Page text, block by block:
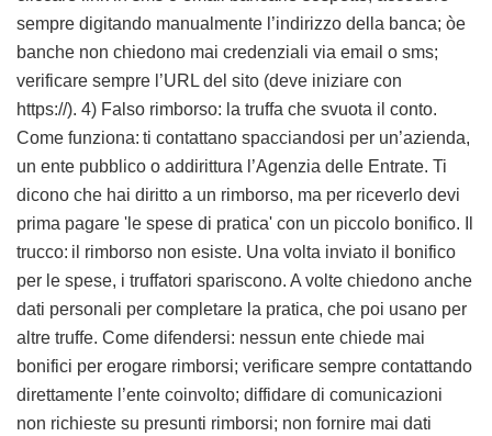
sempre digitando manualmente l’indirizzo della banca; òe
banche non chiedono mai credenziali via email o sms;
verificare sempre l’URL del sito (deve iniziare con
https://). 4) Falso rimborso: la truffa che svuota il conto.
Come funziona: ti contattano spacciandosi per un’azienda,
un ente pubblico o addirittura l’Agenzia delle Entrate. Ti
dicono che hai diritto a un rimborso, ma per riceverlo devi
prima pagare 'le spese di pratica' con un piccolo bonifico. Il
trucco: il rimborso non esiste. Una volta inviato il bonifico
per le spese, i truffatori spariscono. A volte chiedono anche
dati personali per completare la pratica, che poi usano per
altre truffe. Come difendersi: nessun ente chiede mai
bonifici per erogare rimborsi; verificare sempre contattando
direttamente l’ente coinvolto; diffidare di comunicazioni
non richieste su presunti rimborsi; non fornire mai dati